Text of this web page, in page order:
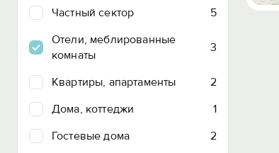
Частный сектор
5
Отели, меблированные
комнаты
3
Квартиры, апартаменты
2
Дома, коттеджи
1
Гостевые дома
2